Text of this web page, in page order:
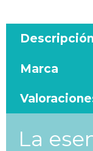
Descripción
Marca
La